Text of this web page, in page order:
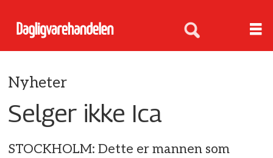
Nyheter
Selger ikke Ica
STOCKHOLM: Dette er mannen som